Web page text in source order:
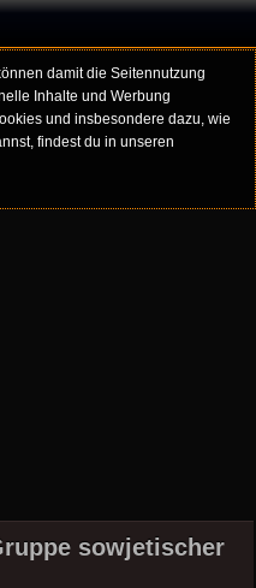
damit die Seitennutzung
Inhalte und Werbung
und insbesondere dazu, wie
findest du in unseren
sowjetischer